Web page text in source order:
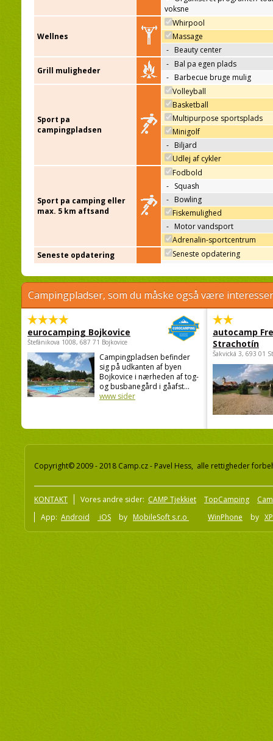
voksne
Wellnes
Whirpool
Massage
- Beauty center
Grill muligheder
- Bal pa egen plads
- Barbecue bruge mulig
Sport pa
campingpladsen
Volleyball
Basketball
Multipurpose sportsplads
Minigolf
- Biljard
Udlej af cykler
Sport pa camping eller
max. 5 km aftsand
Fodbold
- Squash
- Bowling
Fiskemulighed
- Motor vandsport
Adrenalin-sportcentrum
Seneste opdatering
Seneste opdatering
Campingpladser, som du måske også være
eurocamping Bojkovice
Štefánikova 1008, 687 71 Bojkovice
Campingpladsen befinder
sig på udkanten af byen
Bojkovice i nærheden af tog-
og busbanegård i gåafst...
www sider
autocamp
Strachotín
Šakvická 3, 693 01
Copyright© 2009 - 2018 Camp.cz - Pavel Hess, alle rettigheder
KONTAKT Vores andre sider: CAMP Tjekkiet TopCamping
App: Android iOS by MobileSoft s.r.o WinPhone by